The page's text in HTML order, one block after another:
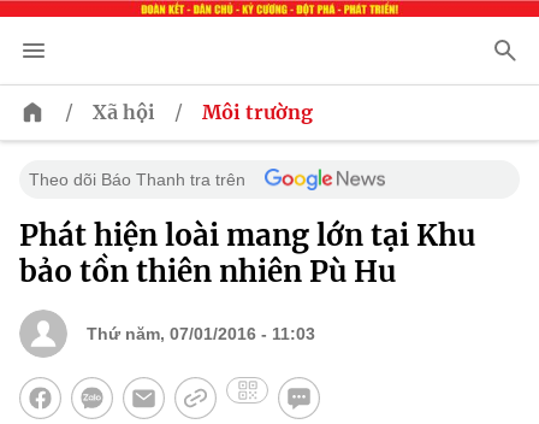
/ Xã hội / Môi trường
Theo dõi Báo Thanh tra trên
Phát hiện loài mang lớn tại Khu
bảo tồn thiên nhiên Pù Hu
Thứ năm, 07/01/2016 - 11:03